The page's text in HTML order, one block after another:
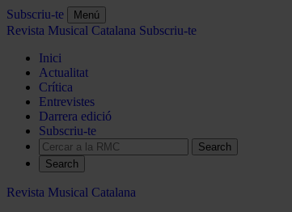
Subscriu-te Menú
Revista Musical Catalana Subscriu-te
Inici
Actualitat
Crítica
Entrevistes
Darrera edició
Subscriu-te
Search
Revista Musical Catalana